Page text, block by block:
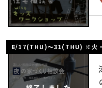
8/17(THU)〜31(THU) ※火